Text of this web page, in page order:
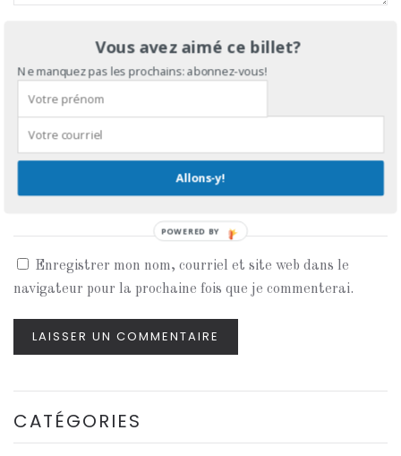
COURRIEL *
Enregistrer mon nom, courriel et site web dans le
navigateur pour la prochaine fois que je commenterai.
LAISSER UN COMMENTAIRE
CATÉGORIES
Vous avez aimé ce billet?
Ne manquez pas les prochains: abonnez-vous!
Allons-y!
POWERED BY